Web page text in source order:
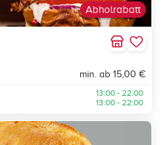
Abholrabatt
min. ab 15,00 €
13:00 - 22:00
13:00 - 22:00